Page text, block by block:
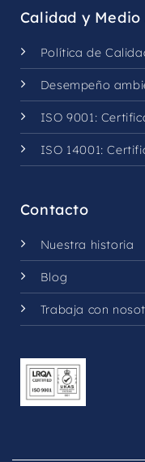
Calidad y
Política de
Desempeño
ISO 9001:
ISO 14001:
Contacto
Nuestra historia
Blog
Trabaja con